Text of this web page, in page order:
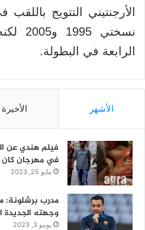
الرابعة في البطولة.
الأشهر الأخيرة
فيلم هندي عن
في مهرجان كان
مايو 25, 2023
مدرب برشلونة:
وجهته الجديدة
يونيو 3, 2023